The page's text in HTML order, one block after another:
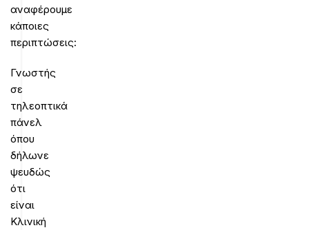
αναφέρουμε
κάποιες
περιπτώσεις:
Γνωστής
σε
τηλεοπτικά
πάνελ
όπου
δήλωνε
ψευδώς
ότι
είναι
Κλινική